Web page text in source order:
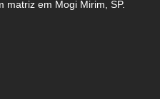
matriz em Mogi Mirim, SP.